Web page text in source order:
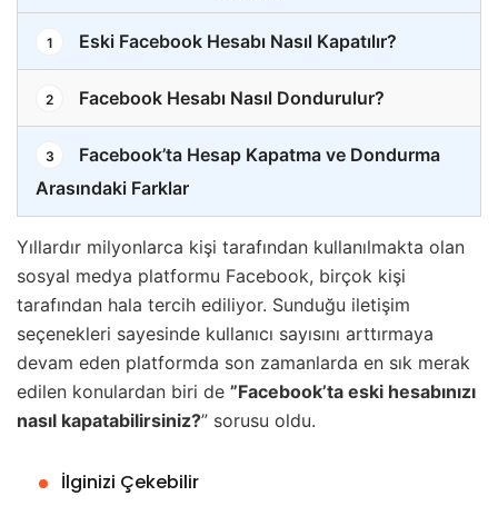
1 Eski Facebook Hesabı Nasıl Kapatılır?
2 Facebook Hesabı Nasıl Dondurulur?
3
Facebook’ta Hesap Kapatma ve Dondurma
Arasındaki Farklar
Yıllardır milyonlarca kişi tarafından kullanılmakta olan
sosyal medya platformu Facebook, birçok kişi
tarafından hala tercih ediliyor. Sunduğu iletişim
seçenekleri sayesinde kullanıcı sayısını arttırmaya
devam eden platformda son zamanlarda en sık merak
edilen konulardan biri de ”Facebook’ta eski hesabınızı
nasıl kapatabilirsiniz?” sorusu oldu.
İlginizi Çekebilir